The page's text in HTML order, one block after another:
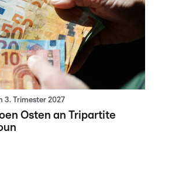
3. Trimester 2027
Osten an Tripartite